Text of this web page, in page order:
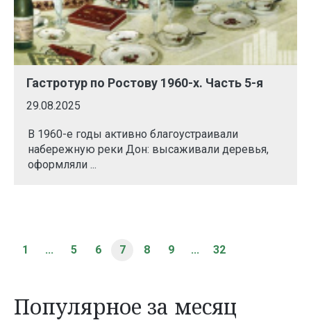
Гастротур по Ростову 1960-х. Часть 5-я
29.08.2025
В 1960-е годы активно благоустраивали
набережную реки Дон: высаживали деревья,
оформляли ...
1 ... 5 6 7 8 9 ... 32
Популярное за месяц